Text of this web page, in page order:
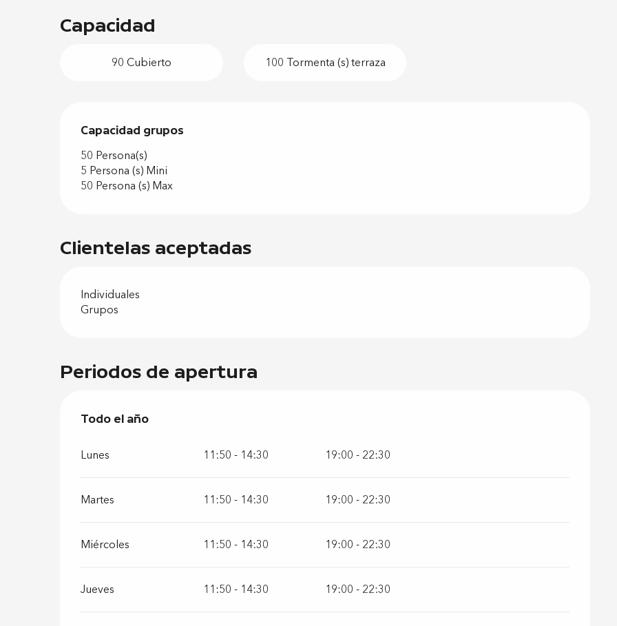
Capacidad
90 Cubierto 100 Tormenta (s) terraza
Capacidad grupos
Capacidad grupos
50 Persona(s)
5 Persona (s) Mini
50 Persona (s) Max
Clientelas aceptadas
Individuales
Grupos
Periodos de apertura
Todo el año
Todo el año
Lunes 11:50 - 14:30 19:00 - 22:30
Martes 11:50 - 14:30 19:00 - 22:30
Miércoles 11:50 - 14:30 19:00 - 22:30
Jueves 11:50 - 14:30 19:00 - 22:30